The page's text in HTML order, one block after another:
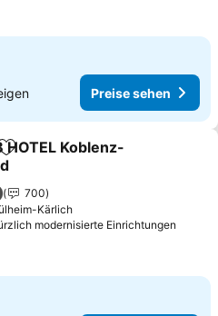
Preise sehen
Zu Favoriten hinzufügen
HOTEL Koblenz-
700
Kärlich
modernisierte Einrichtungen